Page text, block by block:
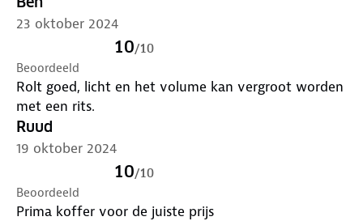
23 oktober 2024
10/10
Beoordeeld
Rolt goed, licht en het volume kan vergroot worden
met een rits.
Ruud
19 oktober 2024
10/10
Beoordeeld
Prima koffer voor de juiste prijs